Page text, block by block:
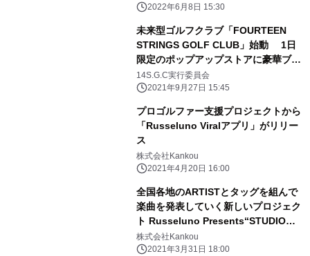
2022年6月8日 15:30
未来型ゴルフクラブ「FOURTEEN
STRINGS GOLF CLUB」始動 1日
限定のポップアップストアに豪華ブラ
ンドが集結
14S.G.C実行委員会
2021年9月27日 15:45
プロゴルファー支援プロジェクトから
「Russeluno Viralアプリ」がリリー
ス
株式会社Kankou
2021年4月20日 16:00
全国各地のARTISTとタッグを組んで
楽曲を発表していく新しいプロジェク
ト Russeluno Presents“STUDIO
CADILLAC”がスタート！
株式会社Kankou
2021年3月31日 18:00